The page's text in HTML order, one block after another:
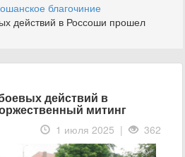
благочиние
действий в Россоши прошел
действий в
митинг
1 июля 2025 | 362